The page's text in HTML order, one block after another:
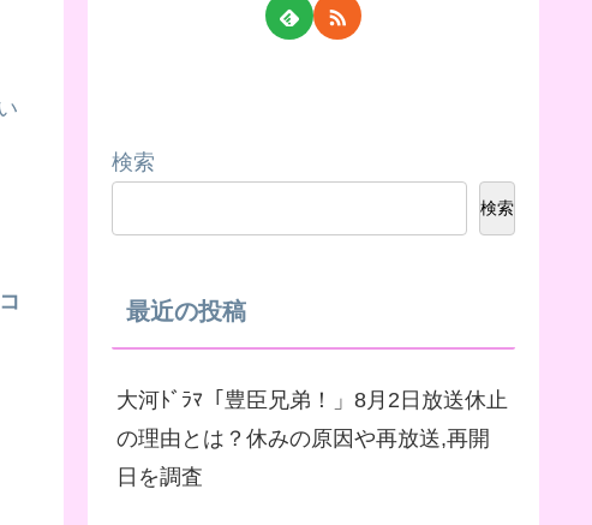
検索
検索
最近の投稿
大河ﾄﾞﾗﾏ「豊臣兄弟！」8月2日放送休止
の理由とは？休みの原因や再放送,再開
日を調査